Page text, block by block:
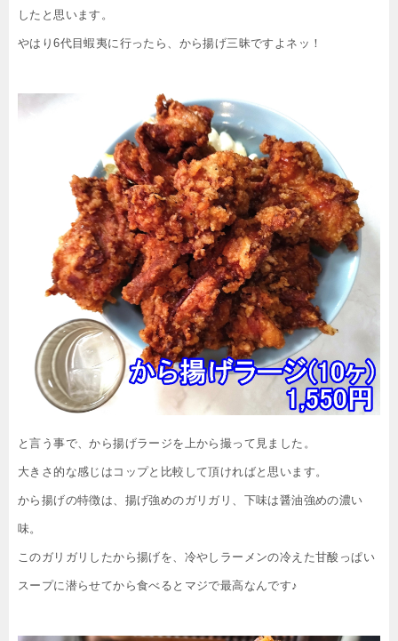
したと思います。
やはり6代目蝦夷に行ったら、から揚げ三昧ですよネッ！
と言う事で、から揚げラージを上から撮って見ました。
大きさ的な感じはコップと比較して頂ければと思います。
から揚げの特徴は、揚げ強めのガリガリ、下味は醤油強めの濃い
味。
このガリガリしたから揚げを、冷やしラーメンの冷えた甘酸っぱい
スープに潜らせてから食べるとマジで最高なんです♪